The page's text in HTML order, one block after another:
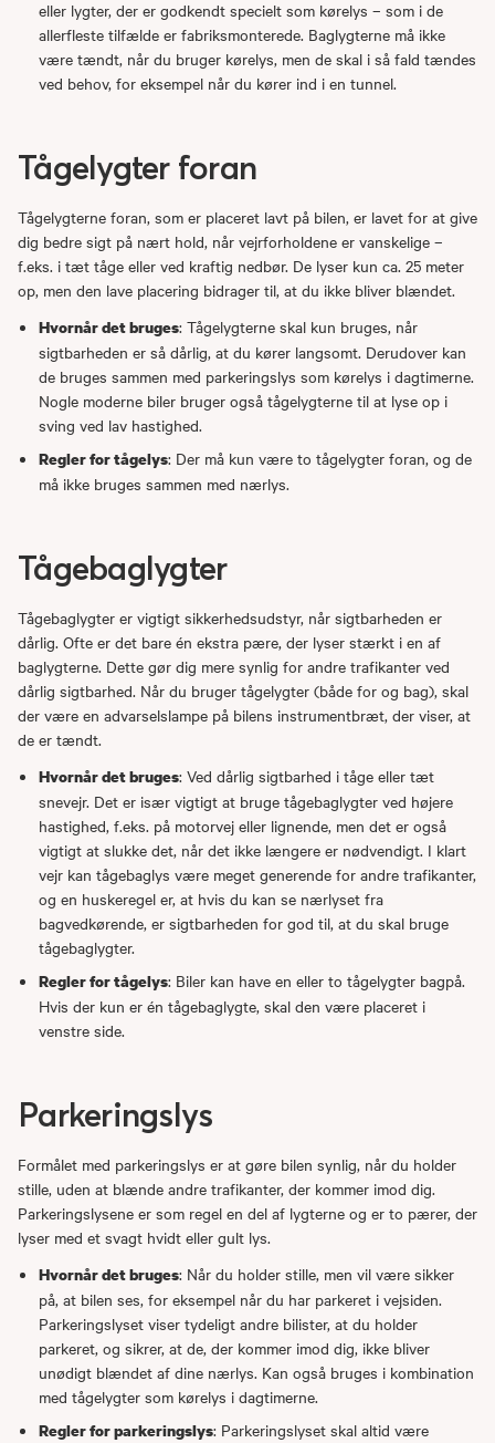
eller lygter, der er godkendt specielt som kørelys – som i de
allerfleste tilfælde er fabriksmonterede. Baglygterne må ikke
være tændt, når du bruger kørelys, men de skal i så fald tændes
ved behov, for eksempel når du kører ind i en tunnel.
Tågelygter foran
Tågelygterne foran, som er placeret lavt på bilen, er lavet for at give
dig bedre sigt på nært hold, når vejrforholdene er vanskelige –
f.eks. i tæt tåge eller ved kraftig nedbør. De lyser kun ca. 25 meter
op, men den lave placering bidrager til, at du ikke bliver blændet.
Hvornår det bruges: Tågelygterne skal kun bruges, når
sigtbarheden er så dårlig, at du kører langsomt. Derudover kan
de bruges sammen med parkeringslys som kørelys i dagtimerne.
Nogle moderne biler bruger også tågelygterne til at lyse op i
sving ved lav hastighed.
Regler for tågelys: Der må kun være to tågelygter foran, og de
må ikke bruges sammen med nærlys.
Tågebaglygter
Tågebaglygter er vigtigt sikkerhedsudstyr, når sigtbarheden er
dårlig. Ofte er det bare én ekstra pære, der lyser stærkt i en af
baglygterne. Dette gør dig mere synlig for andre trafikanter ved
dårlig sigtbarhed. Når du bruger tågelygter (både for og bag), skal
der være en advarselslampe på bilens instrumentbræt, der viser, at
de er tændt.
Hvornår det bruges: Ved dårlig sigtbarhed i tåge eller tæt
snevejr. Det er især vigtigt at bruge tågebaglygter ved højere
hastighed, f.eks. på motorvej eller lignende, men det er også
vigtigt at slukke det, når det ikke længere er nødvendigt. I klart
vejr kan tågebaglys være meget generende for andre trafikanter,
og en huskeregel er, at hvis du kan se nærlyset fra
bagvedkørende, er sigtbarheden for god til, at du skal bruge
tågebaglygter.
Regler for tågelys: Biler kan have en eller to tågelygter bagpå.
Hvis der kun er én tågebaglygte, skal den være placeret i
venstre side.
Parkeringslys
Formålet med parkeringslys er at gøre bilen synlig, når du holder
stille, uden at blænde andre trafikanter, der kommer imod dig.
Parkeringslysene er som regel en del af lygterne og er to pærer, der
lyser med et svagt hvidt eller gult lys.
Hvornår det bruges: Når du holder stille, men vil være sikker
på, at bilen ses, for eksempel når du har parkeret i vejsiden.
Parkeringslyset viser tydeligt andre bilister, at du holder
parkeret, og sikrer, at de, der kommer imod dig, ikke bliver
unødigt blændet af dine nærlys. Kan også bruges i kombination
med tågelygter som kørelys i dagtimerne.
Regler for parkeringslys: Parkeringslyset skal altid være